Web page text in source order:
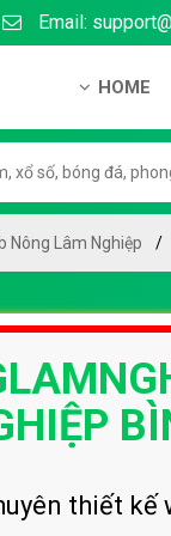
Email:
HOME
Hướng
Chính
Chính
Liên hệ
Nông Lâm Nghiệp
thiết kế